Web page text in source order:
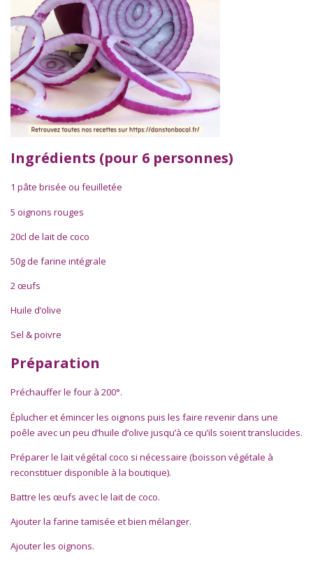
Ingrédients (pour 6 personnes)
1 pâte brisée ou feuilletée
5 oignons rouges
20cl de lait de coco
50g de farine intégrale
2 œufs
Huile d’olive
Sel & poivre
Préparation
Préchauffer le four à 200°.
Éplucher et émincer les oignons puis les faire revenir dans une
poêle avec un peu d’huile d’olive jusqu’à ce qu’ils soient translucides.
Préparer le lait végétal coco si nécessaire (boisson végétale à
reconstituer disponible à la boutique).
Battre les œufs avec le lait de coco.
Ajouter la farine tamisée et bien mélanger.
Ajouter les oignons.